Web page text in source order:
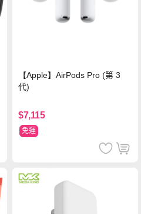
【Apple】AirPods Pro (第 3
代)
$7,115
免運